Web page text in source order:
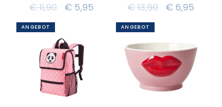
€11,90 €5,95 €13,90 € 6,95
ANGEBOT ANGEBOT